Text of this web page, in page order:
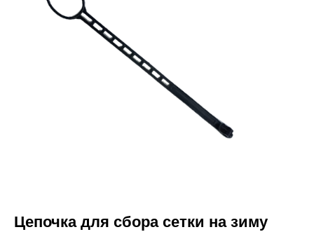
Цепочка для сбора сетки на зиму